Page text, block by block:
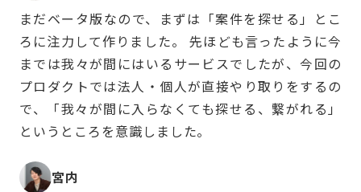
まだベータ版なので、まずは「案件を探せる」とこ
ろに注力して作りました。 先ほども言ったように今
までは我々が間にはいるサービスでしたが、今回の
プロダクトでは法人・個人が直接やり取りをするの
で、「我々が間に入らなくても探せる、繋がれる」
というところを意識しました。
宮内